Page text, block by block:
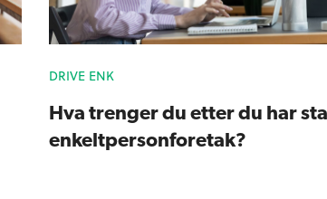
DRIVE ENK
Hva trenger du etter du har
enkeltpersonforetak?